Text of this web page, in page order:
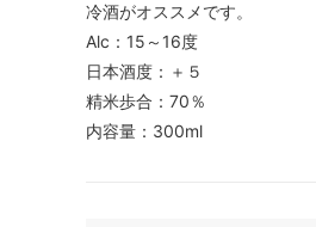
冷酒がオススメです。
Alc：15～16度
日本酒度：＋５
精米歩合：70％
内容量：300ml